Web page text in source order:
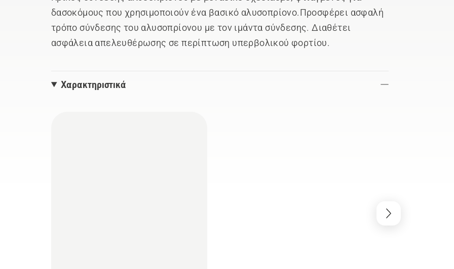
δασοκόμους που χρησιμοποιούν ένα βασικό αλυσοπρίονο.Προσφέρει ασφαλή
τρόπο σύνδεσης του αλυσοπρίονου με τον ιμάντα σύνδεσης. Διαθέτει
ασφάλεια απελευθέρωσης σε περίπτωση υπερβολικού φορτίου.
Χαρακτηριστικά